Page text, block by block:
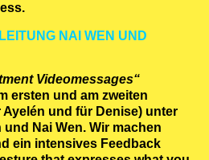
NAI WEN UND
Videomessages“
ersten und am zweiten
und für Denise) unter
Nai Wen. Wir machen
ein intensives Feedback